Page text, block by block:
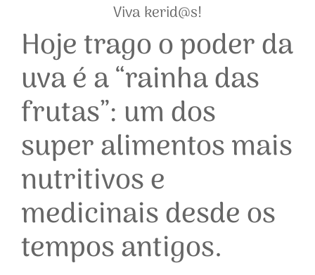
Viva kerid@s!
Hoje trago o poder da
uva é a “rainha das
frutas”: um dos
super alimentos mais
nutritivos e
medicinais desde os
tempos antigos.